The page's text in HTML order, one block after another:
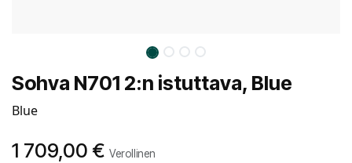
Sohva N701 2:n istuttava, Blue
Blue
1 709,00 € Verollinen